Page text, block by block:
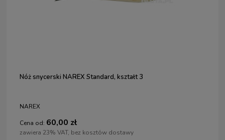
Nóż snycerski NAREX Standard, kształt 3
NAREX
Cena od: 60,00 zł
zawiera 23% VAT, bez kosztów dostawy